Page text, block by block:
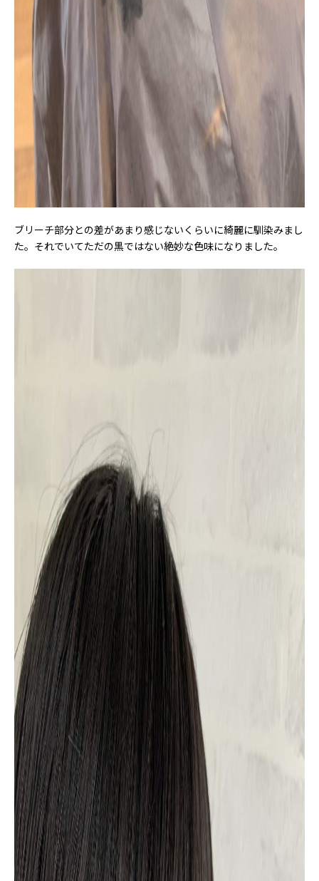
ブリーチ部分との差があまり感じないくらいに綺麗に馴染みまし
た。それでいてただの黒ではない絶妙な色味になりました。